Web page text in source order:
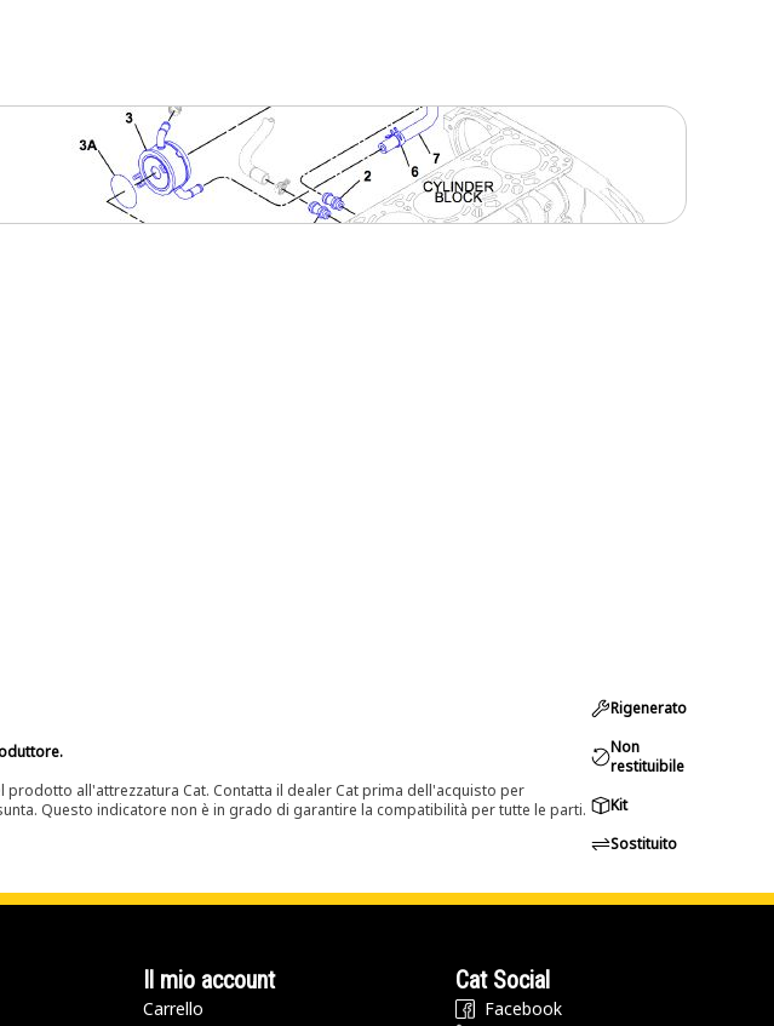
all'attrezzatura Cat. Contatta il dealer Cat prima dell'acquisto per
Questo indicatore non è in grado di garantire la compatibilità per tutte le parti.
Rigenerato
Non
restituibile
Kit
Sostituito
Il mio account
Carrello
Cat Social
Facebook